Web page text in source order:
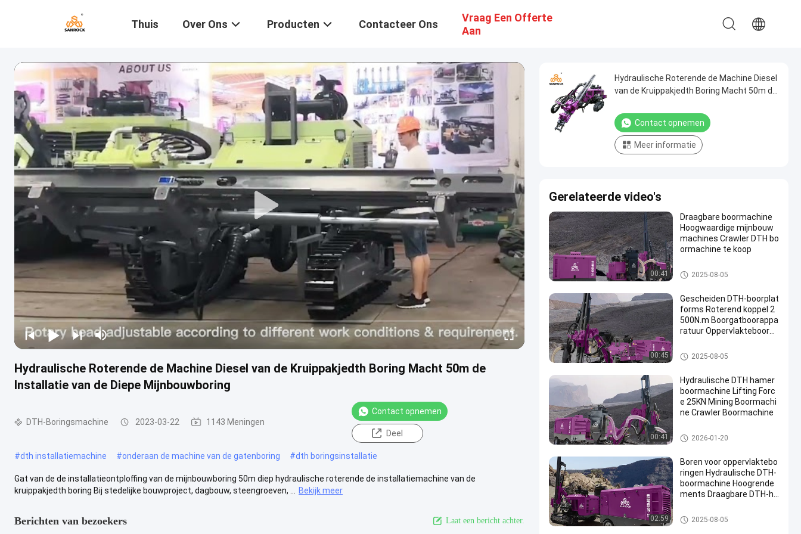
Thuis Over Ons Producten Contacteer Ons
Vraag Een Offerte
Aan
Hydraulische Roterende de Machine Diesel van de Kruippakjedth Boring Macht 50m de
Installatie van de Diepe Mijnbouwboring
DTH-Boringsmachine 2023-03-22 1143 Meningen
Contact opnemen
Deel
#dth installatiemachine #onderaan de machine van de gatenboring #dth boringsinstallatie
Gat van de de installatieontploffing van de mijnbouwboring 50m diep hydraulische roterende de installatiemachine van de
kruippakjedth boring Bij stedelijke bouwproject, dagbouw, steengroeven, ...
Bekijk meer
Berichten van bezoekers Laat een bericht achter.
Hydraulische Roterende de Machine Diesel
van de Kruippakjedth Boring Macht 50m de
Contact opnemen
Meer informatie
Gerelateerde video's
00:41
Draagbare boormachine
Hoogwaardige mijnbouw
machines Crawler DTH bo
ormachine te koop
DTH-Boringsmachine
2025-08-05
00:45
Gescheiden DTH-boorplat
forms Roterend koppel 2
500N.m Boorgatboorappa
ratuur Oppervlakteboorpl
DTH-Boringsmachine
2025-08-05
00:41
Hydraulische DTH hamer
boormachine Lifting Forc
e 25KN Mining Boormachi
ne Crawler Boormachine
DTH-Boringsmachine
2026-01-20
02:59
Boren voor oppervlaktebo
ringen Hydraulische DTH-
boormachine Hoogrende
ments Draagbare DTH-ha
DTH-Boringsmachine
2025-08-05